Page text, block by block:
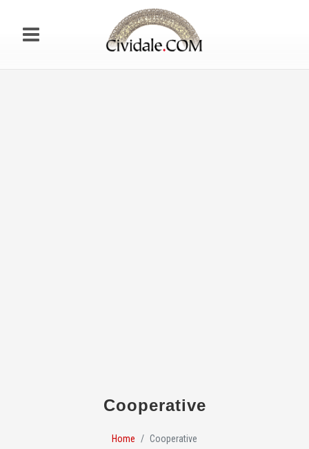
Cooperative
Home Cooperative